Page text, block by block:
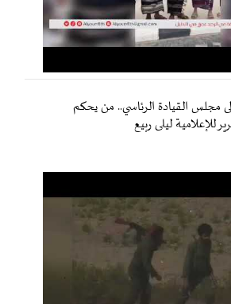
مجلس القيادة الرئاسي.. من يحكم
للإعلامية ليلى ربيع